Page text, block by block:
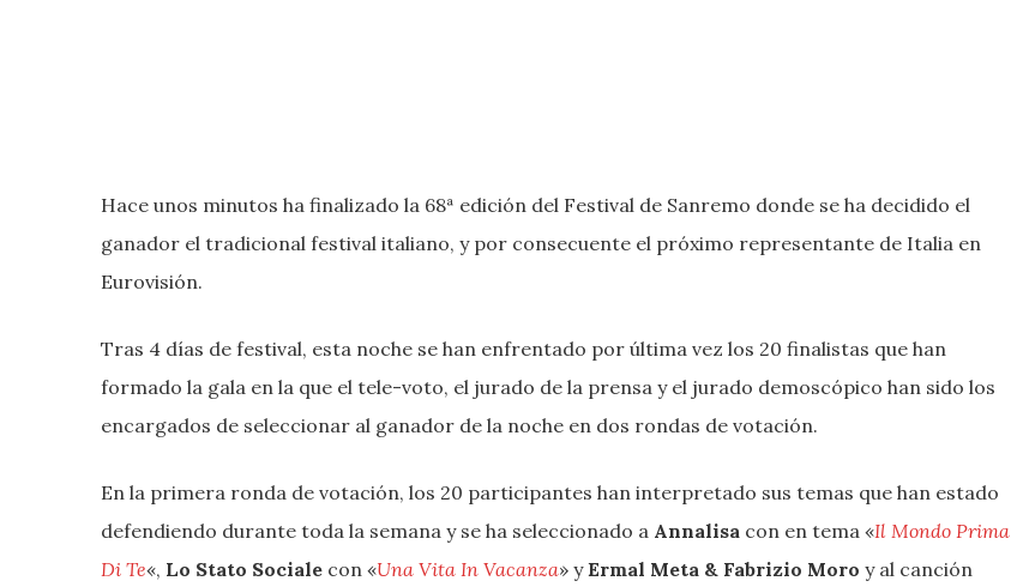
Hace unos minutos ha finalizado la 68ª edición del Festival de Sanremo donde se ha decidido el
ganador el tradicional festival italiano, y por consecuente el próximo representante de Italia en
Eurovisión.
Tras 4 días de festival, esta noche se han enfrentado por última vez los 20 finalistas que han
formado la gala en la que el tele-voto, el jurado de la prensa y el jurado demoscópico han sido los
encargados de seleccionar al ganador de la noche en dos rondas de votación.
En la primera ronda de votación, los 20 participantes han interpretado sus temas que han estado
defendiendo durante toda la semana y se ha seleccionado a Annalisa con en tema «Il Mondo Prima
Di Te«, Lo Stato Sociale con «Una Vita In Vacanza» yErmal Meta & Fabrizio Moro y al canción